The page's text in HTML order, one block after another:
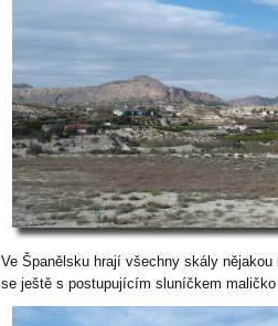
Ve Španělsku hrají všechny skály
se ještě s postupujícím sluníčkem